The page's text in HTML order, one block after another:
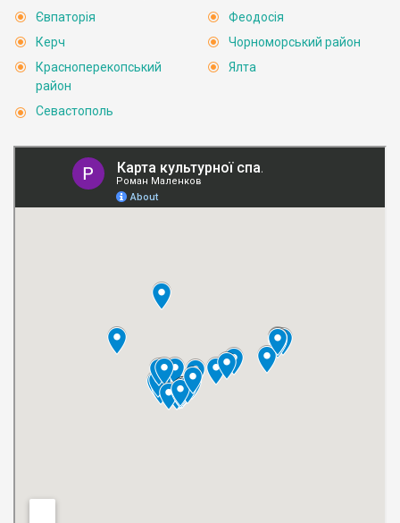
Євпаторія
Керч
Красноперекопський
район
Севастополь
Феодосія
Чорноморський район
Ялта